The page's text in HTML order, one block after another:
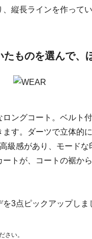
縦長ラインを作ってい
ものを選んで、
ングコート。ベルト
す。ダーツで立体的
級感があり、モード
トが、コートの裾か
3点ピックアップし
さい。